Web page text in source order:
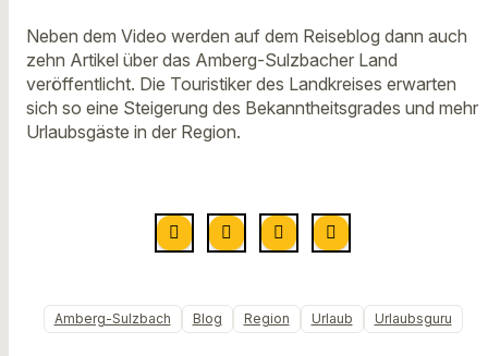
Neben dem Video werden auf dem Reiseblog dann auch
zehn Artikel über das Amberg-Sulzbacher Land
veröffentlicht. Die Touristiker des Landkreises erwarten
sich so eine Steigerung des Bekanntheitsgrades und mehr
Urlaubsgäste in der Region.
Amberg-Sulzbach Blog Region Urlaub Urlaubsguru